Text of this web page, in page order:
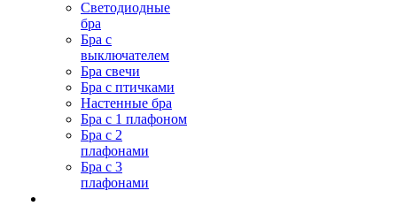
Светодиодные
бра
Бра с
выключателем
Бра свечи
Бра с птичками
Настенные бра
Бра с 1 плафоном
Бра с 2
плафонами
Бра с 3
плафонами